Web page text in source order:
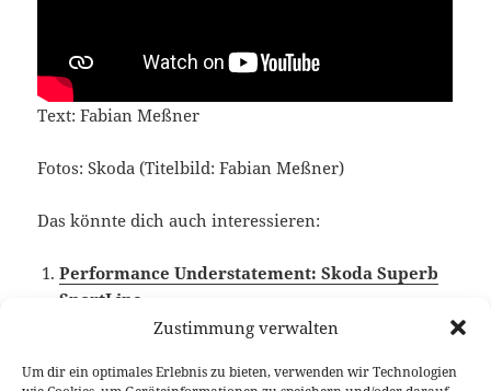
Zustimmung verwalten
Um dir ein optimales Erlebnis zu bieten, verwenden wir Technologien
Text: Fabian Meßner
Fotos: Skoda (Titelbild: Fabian Meßner)
Das könnte dich auch interessieren:
Performance Understatement: Skoda Superb
SportLine